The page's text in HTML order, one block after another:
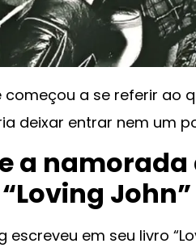
começou a se referir ao
deixar entrar nem um
a namorada
John”
escreveu em seu livro